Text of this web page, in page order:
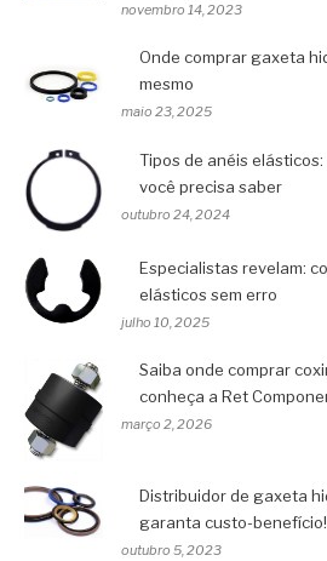
novembro 14, 2023
Onde comprar gaxeta
mesmo
maio 23, 2025
Tipos de anéis
você precisa saber
outubro 24, 2024
Especialistas revelam:
elásticos sem erro
julho 10, 2025
Saiba onde comprar
conheça a Ret
março 2, 2026
Distribuidor de gaxeta
garanta custo-benefício!
outubro 5, 2023